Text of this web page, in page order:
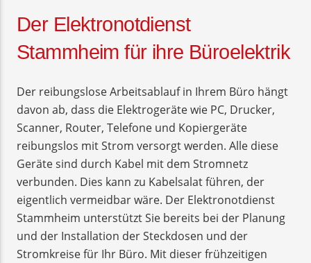
Der Elektronotdienst
Stammheim für ihre Büroelektrik
Der reibungslose Arbeitsablauf in Ihrem Büro hängt
davon ab, dass die Elektrogeräte wie PC, Drucker,
Scanner, Router, Telefone und Kopiergeräte
reibungslos mit Strom versorgt werden. Alle diese
Geräte sind durch Kabel mit dem Stromnetz
verbunden. Dies kann zu Kabelsalat führen, der
eigentlich vermeidbar wäre. Der Elektronotdienst
Stammheim unterstützt Sie bereits bei der Planung
und der Installation der Steckdosen und der
Stromkreise für Ihr Büro. Mit dieser frühzeitigen